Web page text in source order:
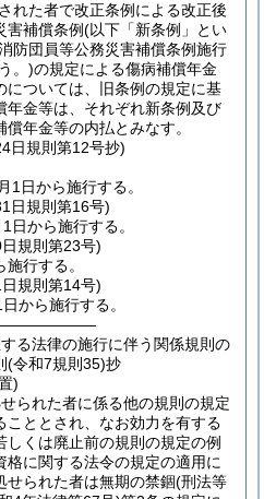
れた者で改正条例による改正後
害補償条例(以下「新条例」とい
防団員等公務災害補償条例施行
。)の規定による傷病補償年金
については、旧条例の規定に基
年金等は、それぞれ新条例及び
年金等の内払とみなす。
日規則第12号抄)
1日から施行する。
日規則第16号)
日から施行する。
規則第23号)
行する。
規則第14号)
から施行する。
る法律の施行に伴う関係規則の
(令和7規則35)抄
)
られた者に係る他の規則の規定
こととされ、なお効力を有する
しくは廃止前の規則の規定の例
格に関する法令の規定の適用に
せられた者は無期の禁錮(刑法等